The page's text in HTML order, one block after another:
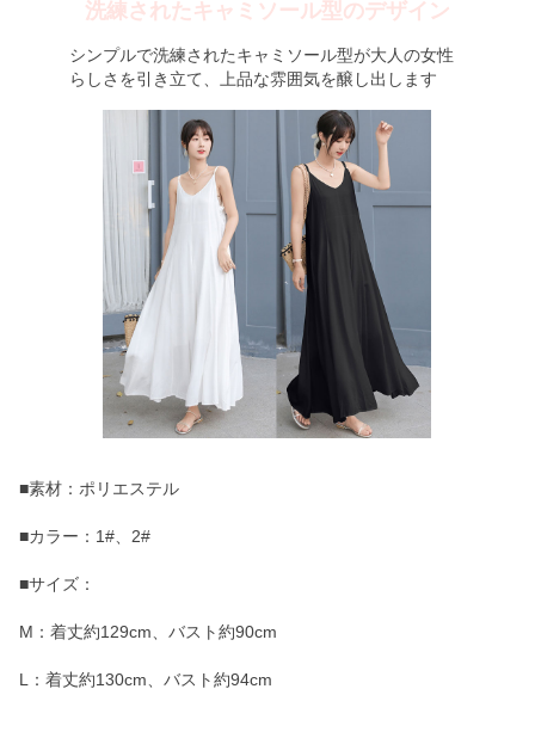
洗練されたキャミソール型のデザイン
シンプルで洗練されたキャミソール型が大人の女性
らしさを引き立て、上品な雰囲気を醸し出します
■素材：ポリエステル
■カラー：1#、2#
■サイズ：
M：着丈約129cm、バスト約90cm
L：着丈約130cm、バスト約94cm